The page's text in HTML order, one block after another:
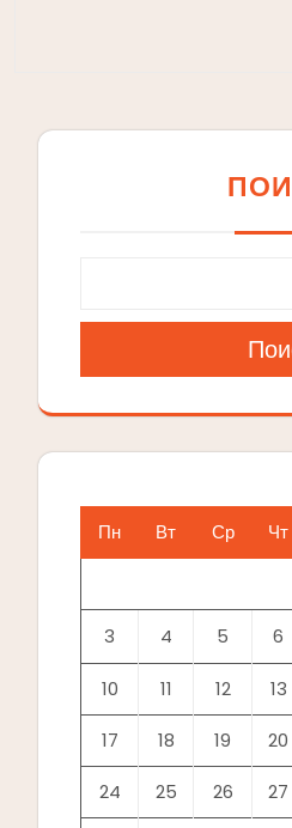
Пн Вт Ср Чт
3 4 5 6
10 11 12 13
17 18 19 20
24 25 26 27